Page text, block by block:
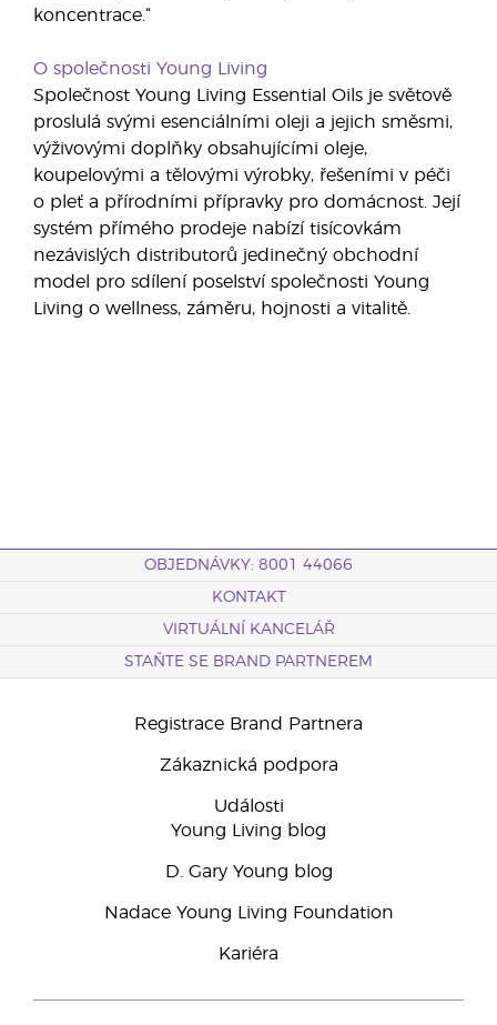
koncentrace.“
O společnosti Young Living
Společnost Young Living Essential Oils je světově
proslulá svými esenciálními oleji a jejich směsmi,
výživovými doplňky obsahujícími oleje,
koupelovými a tělovými výrobky, řešeními v péči
o pleť a přírodními přípravky pro domácnost. Její
systém přímého prodeje nabízí tisícovkám
nezávislých distributorů jedinečný obchodní
model pro sdílení poselství společnosti Young
Living o wellness, záměru, hojnosti a vitalitě.
OBJEDNÁVKY: 8001 44066
KONTAKT
VIRTUÁLNÍ KANCELÁŘ
STAŇTE SE BRAND PARTNEREM
Registrace Brand Partnera
Zákaznická podpora
Události
Young Living blog
D. Gary Young blog
Nadace Young Living Foundation
Kariéra